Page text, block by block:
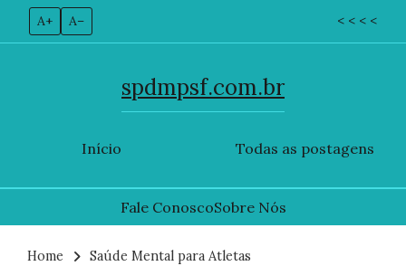
A+ A– < < < <
Início
spdmpsf.com.br
Todas as postagens
Fale ConoscoSobre Nós
Home
Saúde Mental para Atletas